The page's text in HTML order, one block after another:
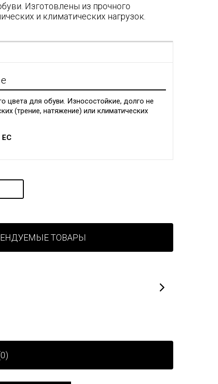
Изготовлены из прочного
и климатических нагрузок.
цвета для обуви. Износостойкие, долго не
(трение, натяжение) или климатических
ТОВАРЫ